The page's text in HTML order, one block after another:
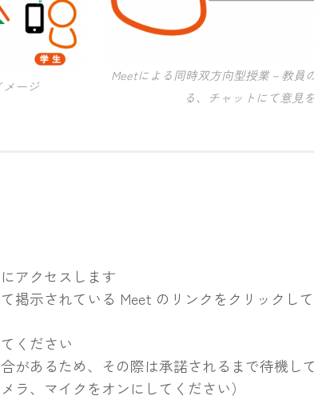
ージ
Meetによる同時双方向型授業－教員
る、チャットにて意見
アクセスします
掲示されている Meet のリンクをクリックし
ください
があるため、その際は承諾されるまで待機し
ラ、マイクをオンにしてください）